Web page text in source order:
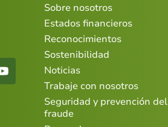
Sobre nosotros
Estados financieros
Reconocimientos
Sostenibilidad
Noticias
Trabaje con nosotros
Seguridad y prevención del
fraude